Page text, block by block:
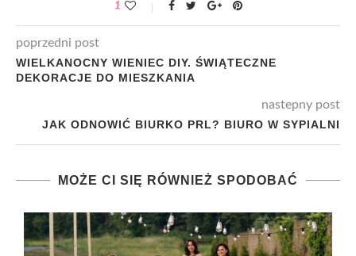
1
poprzedni post
WIELKANOCNY WIENIEC DIY. ŚWIĄTECZNE
DEKORACJE DO MIESZKANIA
nastepny post
JAK ODNOWIĆ BIURKO PRL? BIURO W SYPIALNI
MOŻE CI SIĘ RÓWNIEŻ SPODOBAĆ